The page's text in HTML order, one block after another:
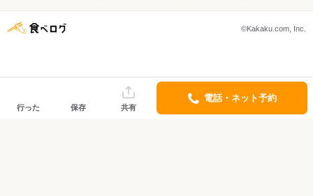
©Kakaku.com, Inc.
行った 保存 共有
電話・ネット予約